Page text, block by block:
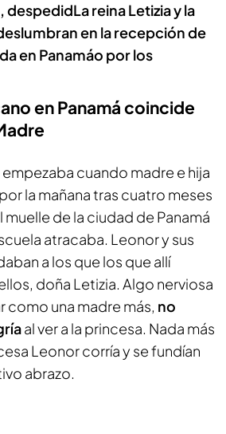
despedidLa reina Letizia y la
en la recepción de
en Panamáo por los
en Panamá coincide
empezaba cuando madre e hija
la mañana tras cuatro meses
muelle de la ciudad de Panamá
atracaba. Leonor y sus
a los que los que allí
doña Letizia. Algo nerviosa
como una madre más, no
al ver a la princesa. Nada más
Leonor corría y se fundían
abrazo.